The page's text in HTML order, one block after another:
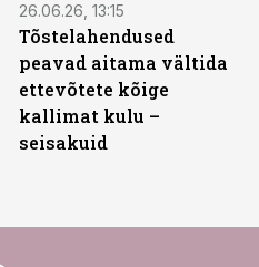
26.06.26, 13:15
Tõstelahendused
peavad aitama vältida
ettevõtete kõige
kallimat kulu –
seisakuid